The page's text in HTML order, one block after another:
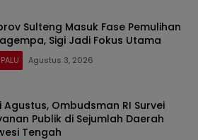
Sulteng Masuk Fase Pemulihan
Sigi Jadi Fokus Utama
Agustus 3, 2026
Agustus, Ombudsman RI Survei
Publik di Sejumlah Daerah
Tengah